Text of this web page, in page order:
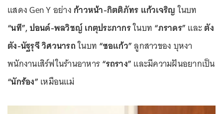
แสดง Gen Y อย่างก้าวหน้า-กิตติภัทร แก้วเจริญในบท
“นที”, ปอนด์-พลวิชญ์ เกตุประภากรในบท “ภราดร” และตัง
ตัง-นัฐรุจี วิศวนารถในบท “ซอแก้ว”ลูกสาวของ บุหงา
พนักงานเสิร์ฟในร้านอาหาร“รถราง” และมีความฝันอยากเป็น
“นักร้อง” เหมือนแม่